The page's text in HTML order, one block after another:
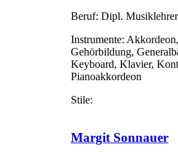
Beruf: Dipl. Musiklehrer
Instrumente:
Gehörbildung,
Keyboard, Klavier,
Pianoakkordeon
Stile:
Margit Sonnauer